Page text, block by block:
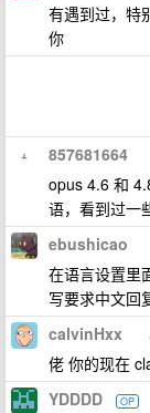
有遇到过，特
你
857681664
opus 4.6 和
语，看到过一
ebushicao
在语言设置里
写要求中文回
calvinHxx
佬 你的现在
YDDDD OP